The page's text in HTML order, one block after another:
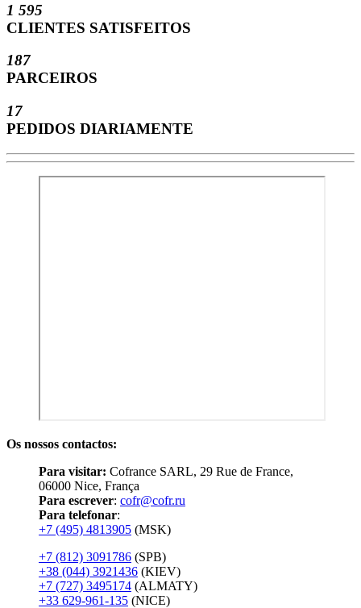
1 595
CLIENTES SATISFEITOS
187
PARCEIROS
17
PEDIDOS DIARIAMENTE
Os nossos contactos:
Para visitar: Cofrance SARL, 29 Rue de France,
06000 Nice, França
Para escrever: cofr@cofr.ru
Para telefonar:
+7 (495) 4813905 (MSK)
+7 (812) 3091786 (SPB)
+38 (044) 3921436 (KIEV)
+7 (727) 3495174 (ALMATY)
+33 629-961-135 (NICE)